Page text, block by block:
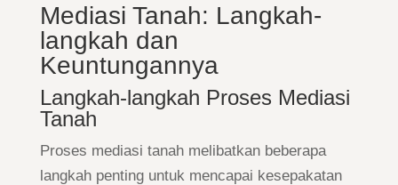
Mediasi Tanah: Langkah-
langkah dan
Keuntungannya
Langkah-langkah Proses Mediasi
Tanah
Proses mediasi tanah melibatkan beberapa
langkah penting untuk mencapai kesepakatan